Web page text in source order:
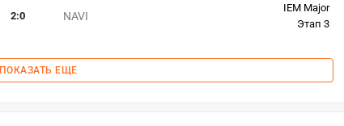
NAVI
2:0
IEM Major
Этап 3
ПОКАЗАТЬ ЕЩЕ